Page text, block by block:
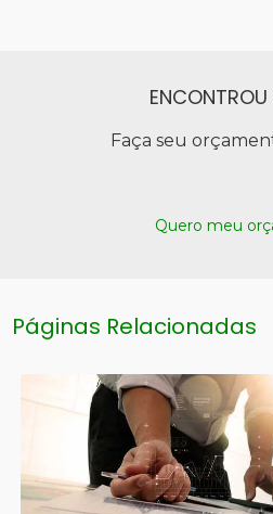
Faça seu
Quero meu
Páginas Relacionadas